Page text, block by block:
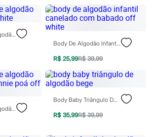
Body Infantil De Algodão Poá Minnie Off White
Body De Algodão Infantil Canelado Com Babado Off White
R$ 25,99R$ 39,99
Body Infantil De Algodão Manga Longa Minnie Poá Off White
Body Baby Triângulo De Algodão Bege
R$ 35,99R$ 39,99